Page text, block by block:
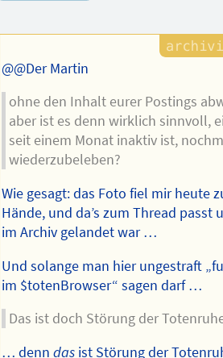
@@Der Martin
ohne den Inhalt eurer Postings
aber ist es denn wirklich sinnvoll,
seit einem Monat inaktiv ist,
wiederzubeleben?
Wie gesagt: das Foto fiel mir heute
Hände, und da’s zum Thread passt
im Archiv gelandet war …
Und solange man hier ungestraft
im $totenBrowser“ sagen darf …
Das ist doch Störung der
… denn dasist Störung der